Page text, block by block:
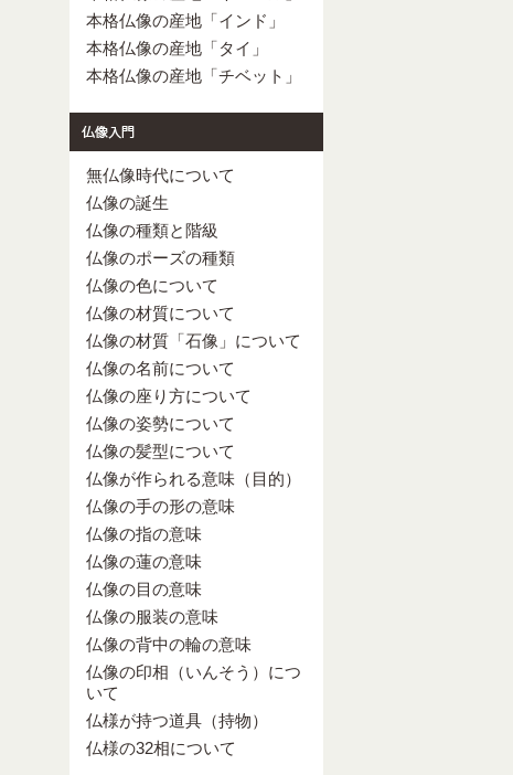
本格仏像の産地「インド」
本格仏像の産地「タイ」
本格仏像の産地「チベット」
無仏像時代について
仏像の誕生
仏像の種類と階級
仏像のポーズの種類
仏像の色について
仏像の材質について
仏像の材質「石像」について
仏像の名前について
仏像の座り方について
仏像の姿勢について
仏像の髪型について
仏像が作られる意味（目的）
仏像の手の形の意味
仏像の指の意味
仏像の蓮の意味
仏像の目の意味
仏像の服装の意味
仏像の背中の輪の意味
仏像の印相（いんそう）につ
いて
仏様が持つ道具（持物）
仏様の32相について